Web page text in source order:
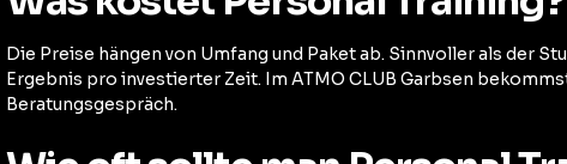
Die Preise hängen von Umfang und Paket ab. Sinnvoller als der
Ergebnis pro investierter Zeit. Im ATMO CLUB Garbsen
Beratungsgespräch.